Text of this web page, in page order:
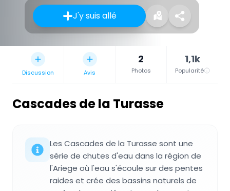
J'y suis allé
Discussion Avis
2
Photos
1,1k
Popularité
Cascades de la Turasse
Les Cascades de la Turasse sont une
série de chutes d'eau dans la région de
l'Ariege où l'eau s'écoule sur des pentes
raides et crée des bassins naturels de